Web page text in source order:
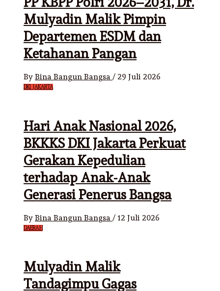
Mulyadin Malik Pimpin
Departemen ESDM dan
Ketahanan Pangan
By Bina Bangun Bangsa / 29 Juli 2026
DKI JAKARTA
Hari Anak Nasional 2026,
BKKKS DKI Jakarta Perkuat
Gerakan Kepedulian
terhadap Anak-Anak
Generasi Penerus Bangsa
By Bina Bangun Bangsa / 12 Juli 2026
DAERAH
Mulyadin Malik
Tandagimpu Gagas